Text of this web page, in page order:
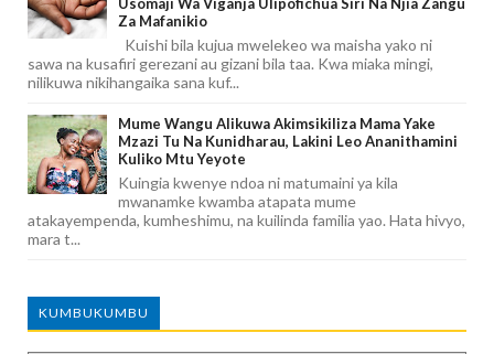
Usomaji Wa Viganja Ulipofichua Siri Na Njia Zangu
Za Mafanikio
Kuishi bila kujua mwelekeo wa maisha yako ni
sawa na kusafiri gerezani au gizani bila taa. Kwa miaka mingi,
nilikuwa nikihangaika sana kuf...
Mume Wangu Alikuwa Akimsikiliza Mama Yake
Mzazi Tu Na Kunidharau, Lakini Leo Ananithamini
Kuliko Mtu Yeyote
Kuingia kwenye ndoa ni matumaini ya kila
mwanamke kwamba atapata mume
atakayempenda, kumheshimu, na kuilinda familia yao. Hata hivyo,
mara t...
KUMBUKUMBU